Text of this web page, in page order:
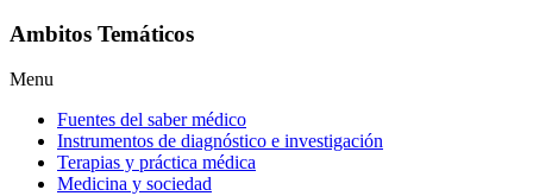
Ambitos Temáticos
Menu
Fuentes del saber médico
Instrumentos de diagnóstico e investigación
Terapias y práctica médica
Medicina y sociedad